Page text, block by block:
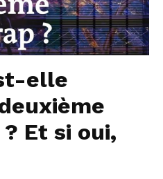
elle
Et si oui,